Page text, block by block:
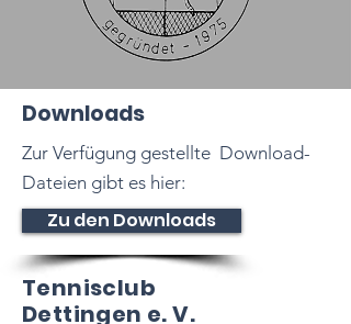
Downloads
Zur Verfügung gestellte Download-
Dateien gibt es hier:
Zu den Downloads
Tennisclub
Dettingen e. V.